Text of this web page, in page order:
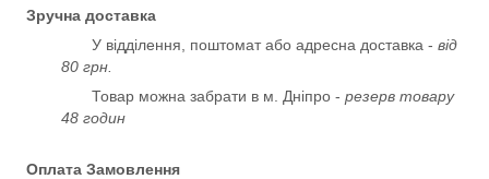
Зручна доставка
У відділення, поштомат або адресна доставка - від
80 грн.
Товар можна забрати в м. Дніпро - резерв товару
48 годин
Оплата Замовлення